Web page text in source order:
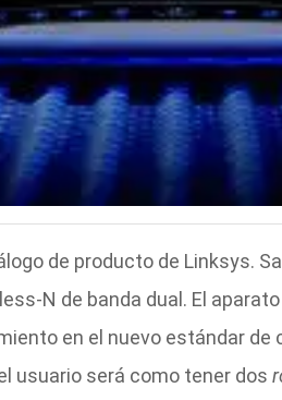
de producto de Linksys.
N de banda dual. El
en el nuevo estándar de
usuario será como tener dos